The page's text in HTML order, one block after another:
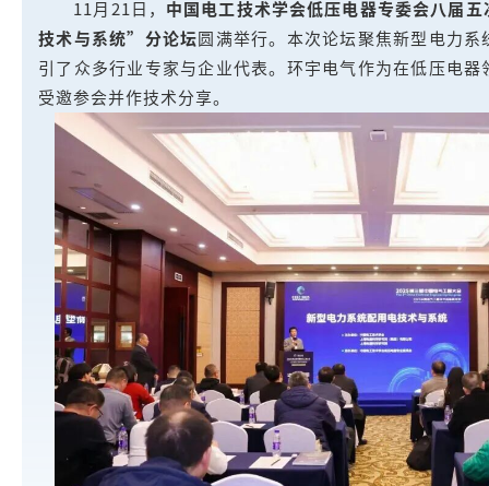
11月21日， 中国电工技术学会低压电器专委会八届
技术与系统”分论坛 圆满举行。本次论坛聚焦新型电力
引了众多行业专家与企业代表。环宇电气作为在低压电
受邀参会并作技术分享。